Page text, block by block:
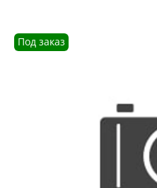
Под заказ